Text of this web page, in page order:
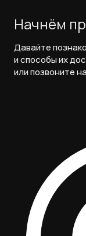
Начнём
Давайте
и способы их
или позвоните